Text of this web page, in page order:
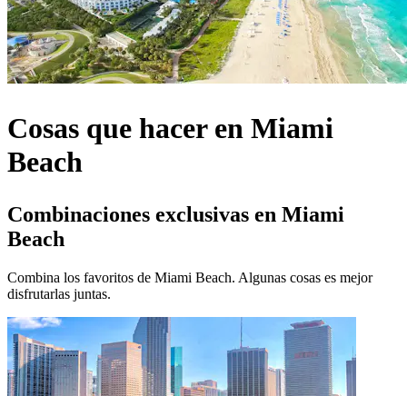
Cosas que hacer en Miami
Beach
Combinaciones exclusivas en Miami
Beach
Combina los favoritos de Miami Beach. Algunas cosas es mejor
disfrutarlas juntas.